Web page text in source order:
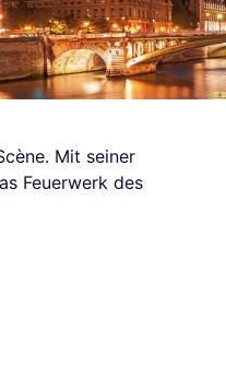
Mit seiner
Feuerwerk des